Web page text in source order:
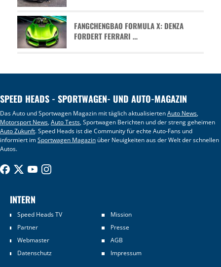
FANGCHENGBAO FORMULA X: DENZA
FORDERT FERRARI …
SPEED HEADS - SPORTWAGEN- UND AUTO-MAGAZIN
Das Auto und Sportwagen Magazin mit täglich aktualisiertenAuto News,
Motorsport News,Auto Tests, Sportwagen Berichten und der streng geheimen
Auto Zukunft. Speed Heads ist die Community für echte Auto-Fans und
informiert imSportwagen Magazin über Neuigkeiten aus der Welt der schnellen
Autos.
INTERN
Speed Heads TV
Mission
Partner
Presse
Webmaster
AGB
Datenschutz
Impressum